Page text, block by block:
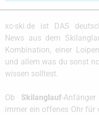
xc-ski.de ist DAS
News aus dem
Kombination, einer
und allem was du sonst
wissen solltest.
Ob Skilanglauf-
immer ein offenes Ohr für